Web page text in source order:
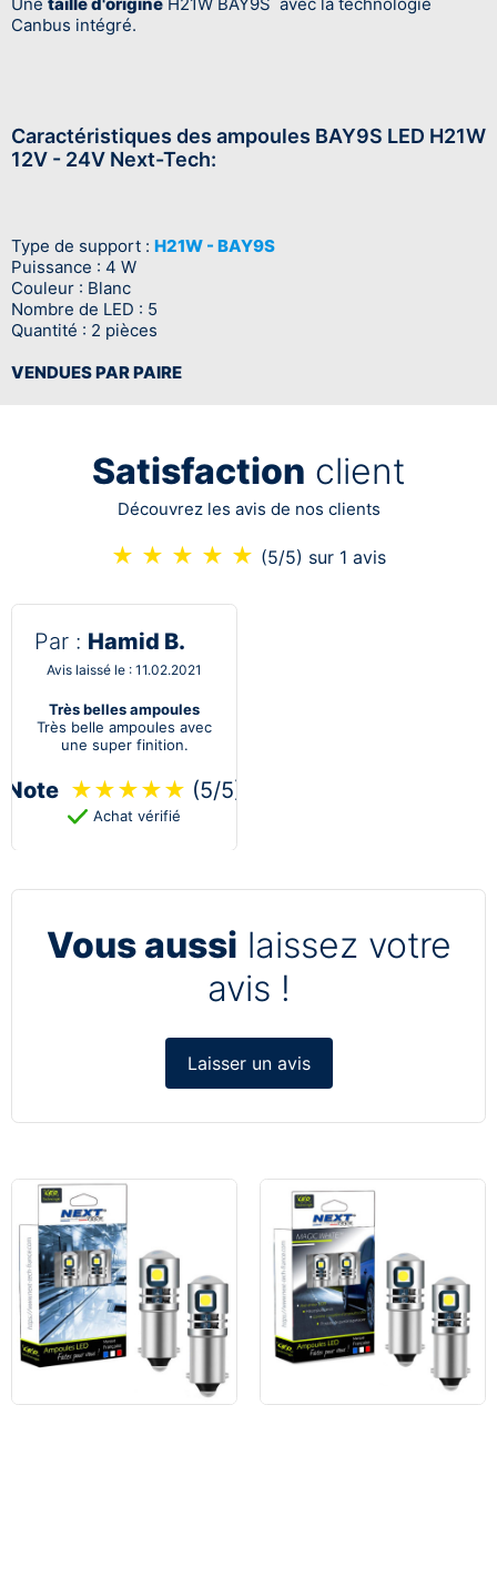
Canbus intégré.
Caractéristiques des ampoules BAY9S LED H21W
12V - 24V Next-Tech:
Type de support : H21W - BAY9S
Puissance : 4 W
Couleur : Blanc
Nombre de LED : 5
Quantité : 2 pièces
VENDUES PAR PAIRE
Satisfaction client
Découvrez les avis de nos clients
★ ★ ★ ★ ★ (5/5) sur 1 avis
Par : Hamid B.
Avis laissé le : 11.02.2021
Très belles ampoules
Très belle ampoules avec
une super finition.
Note ★★★★★ (5/5)
Achat vérifié
Vous aussi laissez votre
avis !
Laisser un avis